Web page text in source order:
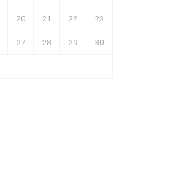
20 21 22 23
27 28 29 30